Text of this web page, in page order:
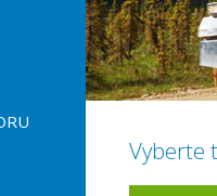
Vyberte